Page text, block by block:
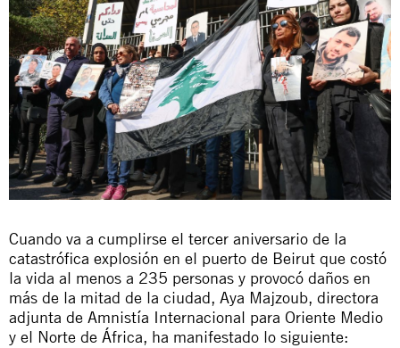
Cuando va a cumplirse el tercer aniversario de la
catastrófica explosión en el puerto de Beirut que costó
la vida al menos a 235 personas y provocó daños en
más de la mitad de la ciudad, Aya Majzoub, directora
adjunta de Amnistía Internacional para Oriente Medio
y el Norte de África, ha manifestado lo siguiente: